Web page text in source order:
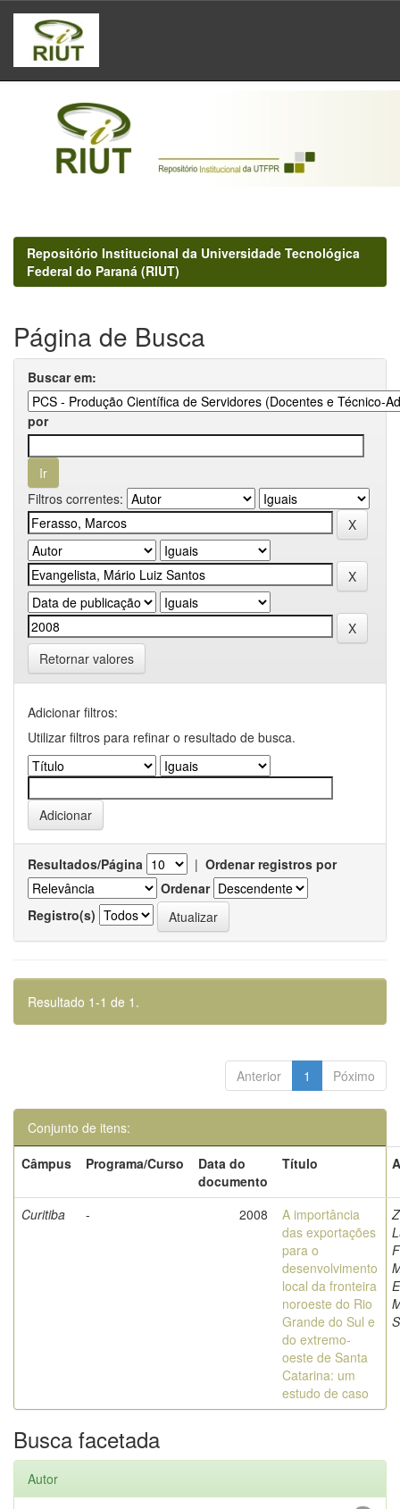
Skip
navigation
Repositório Institucional da Universidade Tecnológica
Federal do Paraná (RIUT)
Página de Busca
Buscar em:
por
Filtros correntes:
Retornar valores
Adicionar filtros:
Utilizar filtros para refinar o resultado de busca.
Resultados/Página | Ordenar registros por
Ordenar
Registro(s)
Resultado 1-1 de 1.
Anterior 1 Póximo
Conjunto de itens:
Câmpus
Programa/Curso
Data do
documento
Título
Curitiba - 2008
A importância
das exportações
para o
desenvolvimento
local da fronteira
noroeste do Rio
Grande do Sul e
do extremo-
oeste de Santa
Catarina: um
estudo de caso
Busca facetada
Autor